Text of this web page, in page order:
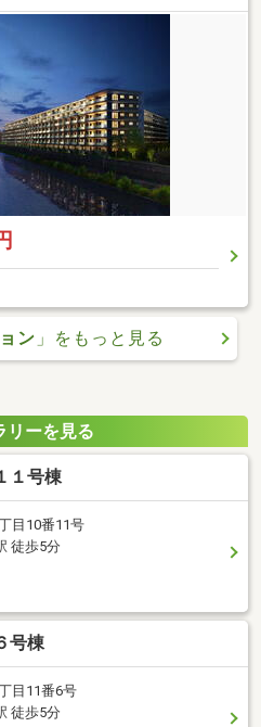
ン 」をもっと見る
リーを見る
１号棟
目10番11号
徒歩5分
号棟
目11番6号
徒歩5分